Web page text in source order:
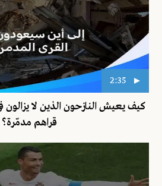
2:35
كيف يعيش النازحون الذين لا يزالون
قراهم مدمّرة؟